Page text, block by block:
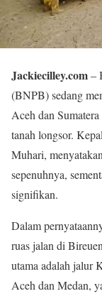
Jackiecilley.com–
(BNPB) sedang
Aceh dan
tanah longsor.
Muhari,
sepenuhnya,
signifikan.
Dalam
ruas jalan di
utama adalah jalur
Aceh dan Medan,